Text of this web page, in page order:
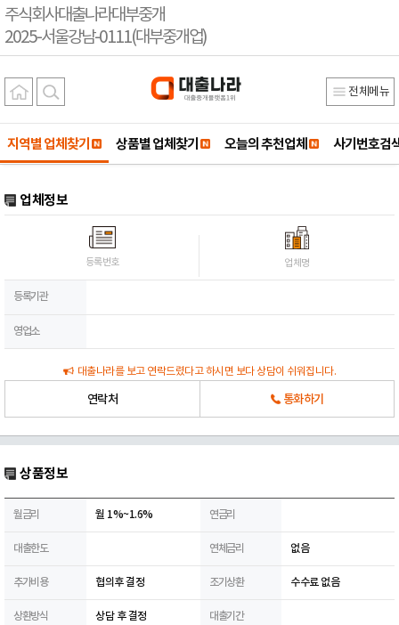
주식회사대출나라대부중개
2025-서울강남-0111(대부중개업)
전체메뉴
지역별 업체찾기 상품별 업체찾기 오늘의 추천업체 사기번호검
업체정보
등록번호 업체명
등록기관
영업소
대출나라를 보고 연락드렸다고 하시면 보다 상담이 쉬워집니다.
연락처 통화하기
상품정보
월금리 월 1%~1.6% 연금리
대출한도 연체금리 없음
추가비용 협의후 결정 조기상환 수수료 없음
상환방식 상담 후 결정 대출기간